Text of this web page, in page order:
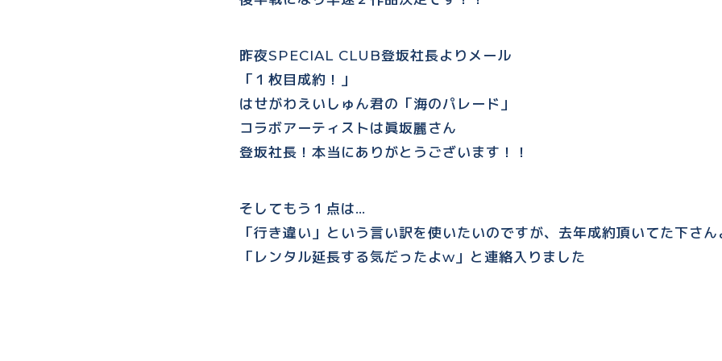
昨夜SPECIAL CLUB登坂社長よりメール
「１枚目成約！」
はせがわえいしゅん君の「海のパレード」
コラボアーティストは眞坂麗さん
登坂社長！本当にありがとうございます！！
そしてもう１点は…
「行き違い」という言い訳を使いたいのですが、去年成約頂いてた下さん
「レンタル延長する気だったよw」と連絡入りました